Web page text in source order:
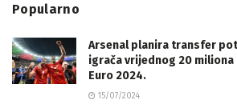
Popularno
Arsenal planira transfer
igrača vrijednog 20
Euro 2024.
15/07/2024